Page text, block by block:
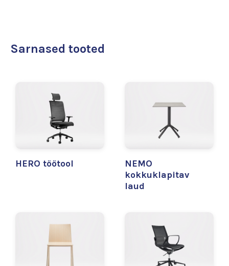
Sarnased tooted
HERO töötool
NEMO
kokkuklapitav
laud